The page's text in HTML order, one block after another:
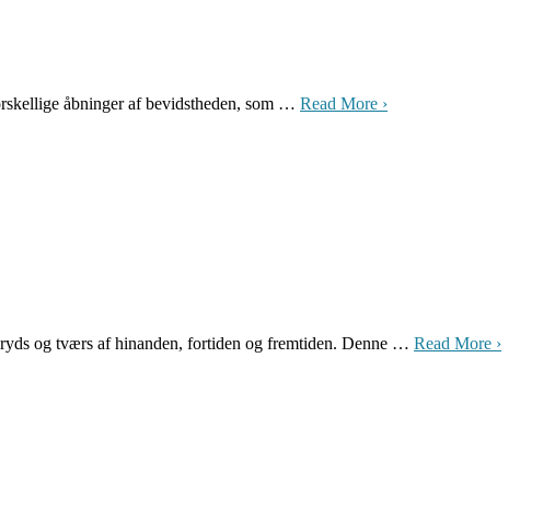
åbninger af bevidstheden, som … Read More ›
og tværs af hinanden, fortiden og fremtiden. Denne … Read More ›